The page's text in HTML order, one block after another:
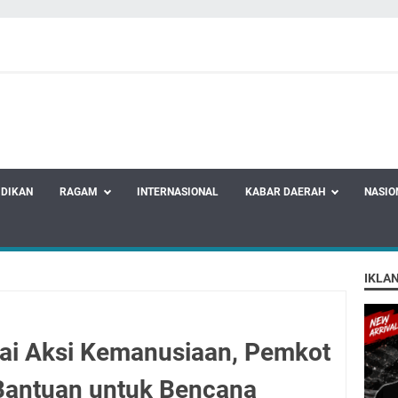
RAGAM INTERNASIONAL KABAR DAERAH
Aksi Kemanusiaan, Pemkot
untuk Bencana